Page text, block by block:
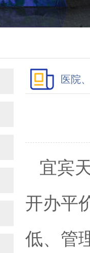
医院
宜宾
开办平
低、管